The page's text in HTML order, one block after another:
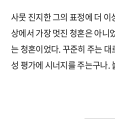
사뭇 진지한 그의 표정에 더
상에서 가장 멋진 청혼은 아니
는 청혼이었다. 꾸준히 주는
성 평가에 시너지를 주는구나.